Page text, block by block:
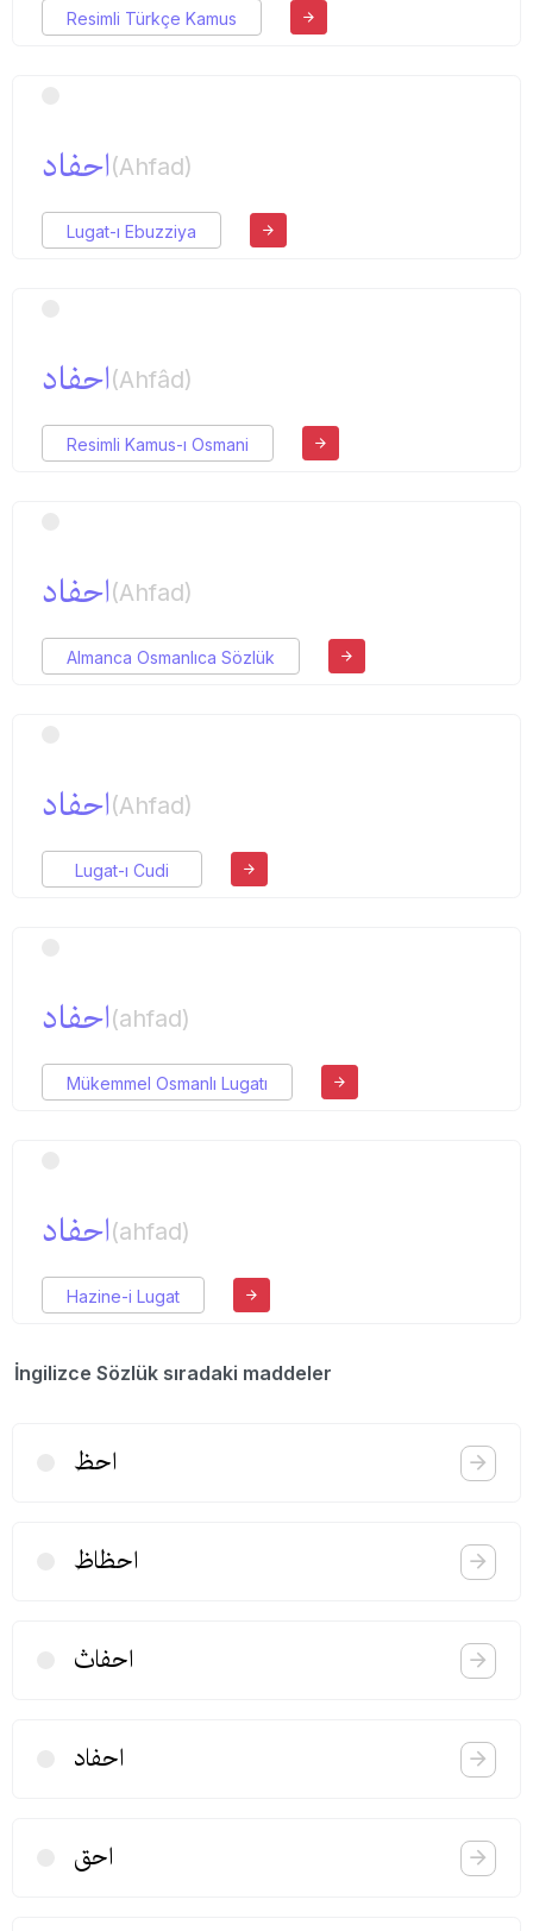
Resimli Türkçe Kamus
احفاد(Ahfad)
Lugat-ı Ebuzziya
احفاد(Ahfâd)
Resimli Kamus-ı Osmani
احفاد(Ahfad)
Almanca Osmanlıca Sözlük
احفاد(Ahfad)
Lugat-ı Cudi
احفاد(ahfad)
Mükemmel Osmanlı Lugatı
احفاد(ahfad)
Hazine-i Lugat
İngilizce Sözlük sıradaki maddeler
احظ
احظاظ
احفاث
احفاد
احق